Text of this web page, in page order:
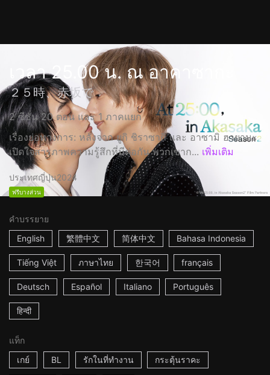
เวลา 25.00 น. ณ อาคาซากะ
２５時、赤坂で
2 ซีซั่น 20 ตอน และ 1 ภาคแยก
เรื่องย่อทางการ: หลังจาก ยูกิ ชิราซากิ และ อาซามิ ฮายามะ
เปิดใจสารภาพความรู้สึกที่มีต่อกัน พวกเขาก... เพิ่มเติม
ประเทศญี่ปุ่น2024
ฟรีบางส่วน
คำบรรยาย
English
繁體中文 简体中文 Bahasa Indonesia
Tiếng Việt ภาษาไทย 한국어 français
Deutsch Español Italiano Português
हिन्दी
แท็ก
เกย์
BL รักในที่ทำงาน กระตุ้นราคะ